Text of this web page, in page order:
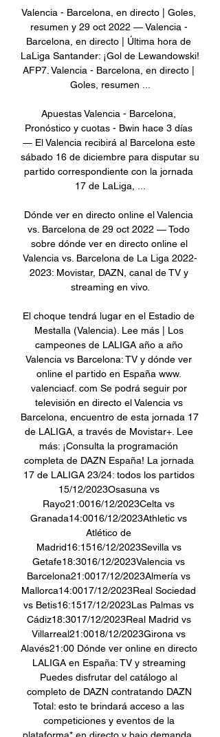
Valencia - Barcelona, en directo | Goles,
resumen y 29 oct 2022 — Valencia -
Barcelona, en directo | Última hora de
LaLiga Santander: ¡Gol de Lewandowski!
AFP7. Valencia - Barcelona, en directo |
Goles, resumen ...
Apuestas Valencia - Barcelona,
Pronóstico y cuotas - Bwin hace 3 días
— El Valencia recibirá al Barcelona este
sábado 16 de diciembre para disputar su
partido correspondiente con la jornada
17 de LaLiga, ...
Dónde ver en directo online el Valencia
vs. Barcelona de 29 oct 2022 — Todo
sobre dónde ver en directo online el
Valencia vs. Barcelona de La Liga 2022-
2023: Movistar, DAZN, canal de TV y
streaming en vivo.
El choque tendrá lugar en el Estadio de
Mestalla (Valencia). Lee más | Los
campeones de LALIGA año a año
Valencia vs Barcelona: TV y dónde ver
online el partido en España www.
valenciacf. com Se podrá seguir por
televisión en directo el Valencia vs
Barcelona, encuentro de esta jornada 17
de LALIGA, a través de Movistar+. Lee
más: ¡Consulta la programación
completa de DAZN España! La jornada
17 de LALIGA 23/24: todos los partidos
15/12/2023Osasuna vs
Rayo21:0016/12/2023Celta vs
Granada14:0016/12/2023Athletic vs
Atlético de
Madrid16:1516/12/2023Sevilla vs
Getafe18:3016/12/2023Valencia vs
Barcelona21:0017/12/2023Almería vs
Mallorca14:0017/12/2023Real Sociedad
vs Betis16:1517/12/2023Las Palmas vs
Cádiz18:3017/12/2023Real Madrid vs
Villarreal21:0018/12/2023Girona vs
Alavés21:00 Dónde ver online en directo
LALIGA en España: TV y streaming
Puedes disfrutar del catálogo al
completo de DAZN contratando DAZN
Total: esto te brindará acceso a las
competiciones y eventos de la